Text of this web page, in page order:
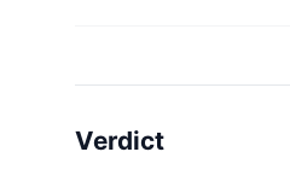
Verdict